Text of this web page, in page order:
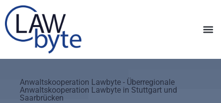
Anwaltskooperation Lawbyte - Überregionale
Anwaltskooperation Lawbyte in Stuttgart und
Saarbrücken